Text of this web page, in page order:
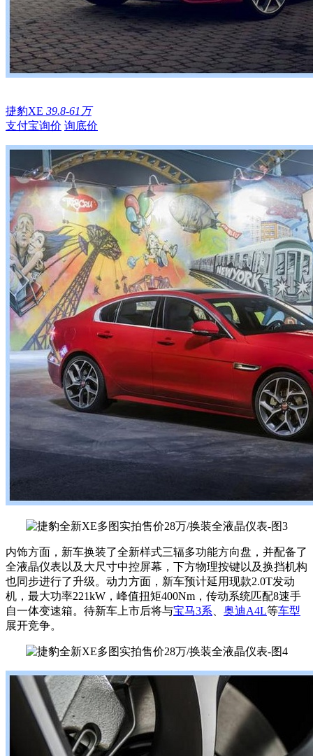
捷豹XE 39.8-61万
支付宝询价 询底价
内饰方面，新车换装了全新样式三辐多功能方向盘，并配备了
全液晶仪表以及大尺寸中控屏幕，下方物理按键以及换挡机构
也同步进行了升级。动力方面，新车预计延用现款2.0T发动
机，最大功率221kW，峰值扭矩400Nm，传动系统匹配8速手
自一体变速箱。待新车上市后将与宝马3系 奥迪A4L等车型
展开竞争。